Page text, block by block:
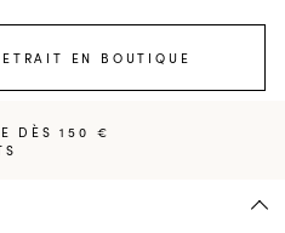
EN BOUTIQUE
DÈS 150 €